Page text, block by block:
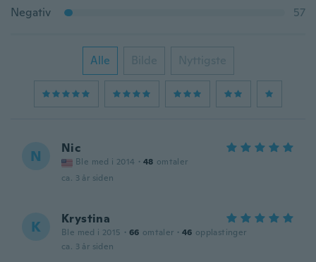
Negativ
57
Alle Bilde Nyttigste
N Nic
Ble med i 2014 · 48 omtaler
ca. 3 år siden
K Krystina
Ble med i 2015 · 66 omtaler · 46 opplastinger
ca. 3 år siden